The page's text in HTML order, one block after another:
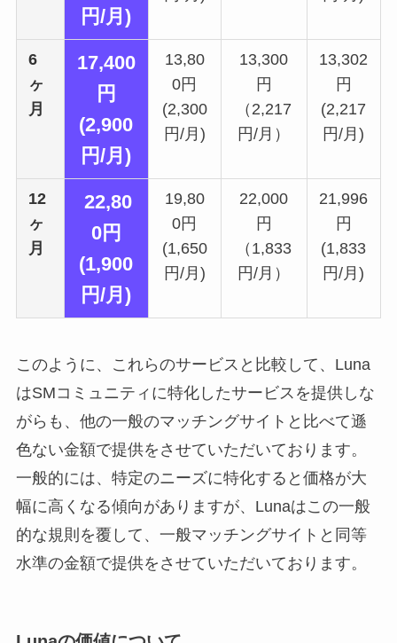
円/月)
6
ヶ
月
17,400
円
(2,900
円/月)
13,80
0円
(2,300
円/月)
13,300
円
（2,217
円/月）
13,302
円
(2,217
円/月)
12
ヶ
月
22,80
0円
(1,900
円/月)
19,80
0円
(1,650
円/月)
22,000
円
（1,833
円/月）
21,996
円
(1,833
円/月)
このように、これらのサービスと比較して、Luna
はSMコミュニティに特化したサービスを提供しな
がらも、他の一般のマッチングサイトと比べて遜
色ない金額で提供をさせていただいております。
一般的には、特定のニーズに特化すると価格が大
幅に高くなる傾向がありますが、Lunaはこの一般
的な規則を覆して、一般マッチングサイトと同等
水準の金額で提供をさせていただいております。